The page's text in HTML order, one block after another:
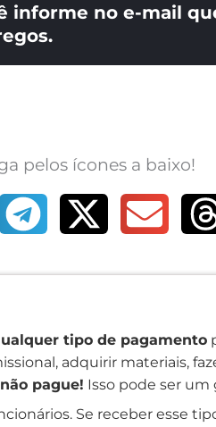
informe no e-mail
pelos ícones a baixo!
tipo de pagamento
adquirir materiais,
não pague! Isso pode ser um
Se receber esse